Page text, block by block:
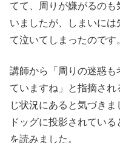
てて、周りが嫌がるの
いましたが、しまいに
て泣いてしまったのです
講師から「周りの迷惑も
ていますね」と指摘さ
じ状況にあると気づき
ドッグに投影されてい
を読みました。